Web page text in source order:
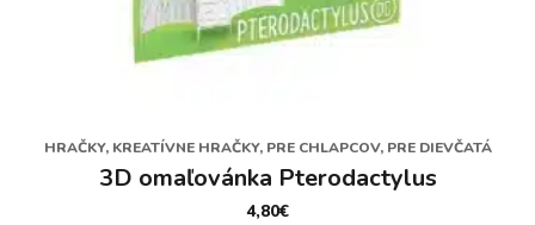
HRAČKY, KREATÍVNE HRAČKY, PRE CHLAPCOV, PRE DIEVČATÁ
3D omaľovánka Pterodactylus
4,80€